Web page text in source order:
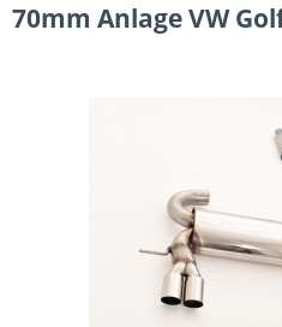
70mm Anlage VW